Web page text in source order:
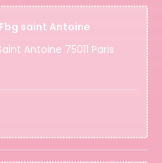
Fbg saint Antoine
Antoine 75011 Paris